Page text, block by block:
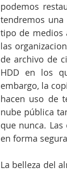
podemos
tendremos
tipo de medios
las
de archivo de
HDD en los
embargo, la
hacen uso de
nube pública
que nunca.
en forma
La belleza del